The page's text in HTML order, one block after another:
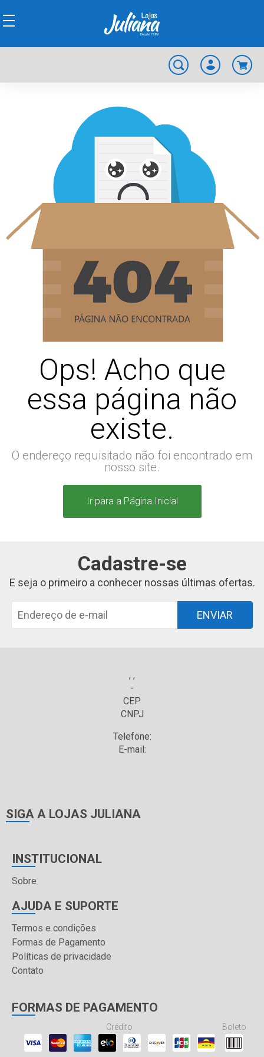
Ops! Acho que
essa página não
existe.
O endereço requisitado não foi encontrado em
nosso site.
Ir para a Página Inicial
Cadastre-se
E seja o primeiro a conhecer nossas últimas ofertas.
ENVIAR
, ,
-
CEP
CNPJ
Telefone:
E-mail:
SIGA A LOJAS JULIANA
INSTITUCIONAL
Sobre
AJUDA E SUPORTE
Termos e condições
Formas de Pagamento
Políticas de privacidade
Contato
FORMAS DE PAGAMENTO
Crédito Boleto